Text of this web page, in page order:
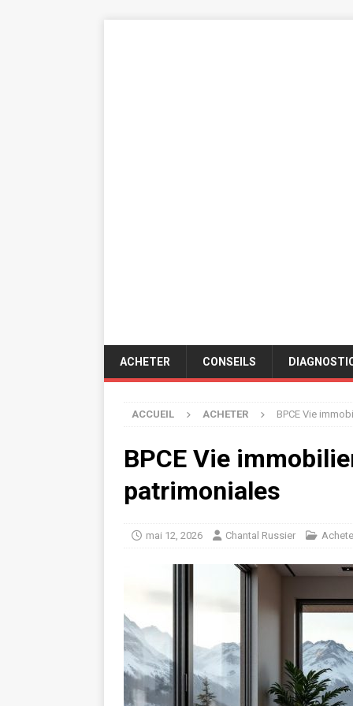
ACHETER CONSEILS
ACCUEIL ACHETER BPCE Vie
BPCE Vie
patrimoniales
mai 12, 2026 Chantal Russier